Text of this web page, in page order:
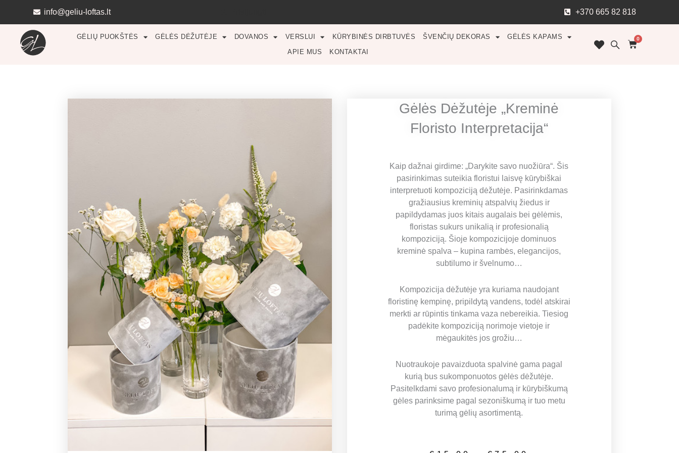
info@geliu-loftas.lt +370 665 82 818
GĖLIŲ PUOKŠTĖS GĖLĖS DĖŽUTĖJE DOVANOS VERSLUI KŪRYBINĖS DIRBTUVĖS ŠVENČIŲ DEKORAS
GĖLĖS KAPAMS
APIE MUS
KONTAKTAI
0
Cart
Gėlės Dėžutėje „Kreminė
Floristo Interpretacija“
Kaip dažnai girdime: „Darykite savo nuožiūra“. Šis
pasirinkimas suteikia floristui laisvę kūrybiškai
interpretuoti kompoziciją dėžutėje. Pasirinkdamas
gražiausius kreminių atspalvių žiedus ir
papildydamas juos kitais augalais bei gėlėmis,
floristas sukurs unikalią ir profesionalią
kompoziciją. Šioje kompozicijoje dominuos
kreminė spalva – kupina rambės, elegancijos,
subtilumo ir švelnumo…
Kompozicija dėžutėje yra kuriama naudojant
floristinę kempinę, pripildytą vandens, todėl atskirai
merkti ar rūpintis tinkama vaza nebereikia. Tiesiog
padėkite kompoziciją norimoje vietoje ir
mėgaukitės jos grožiu…
Nuotraukoje pavaizduota spalvinė gama pagal
kurią bus sukomponuotos gėlės dėžutėje.
Pasitelkdami savo profesionalumą ir kūrybiškumą
gėles parinksime pagal sezoniškumą ir tuo metu
turimą gėlių asortimentą.